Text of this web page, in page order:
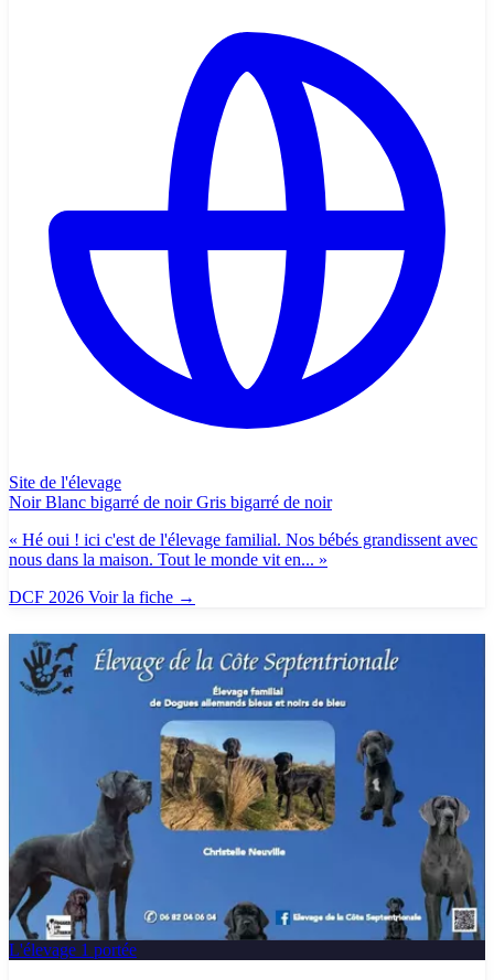
Site de l'élevage
Noir Blanc bigarré de noir Gris bigarré de noir
« Hé oui ! ici c'est de l'élevage familial. Nos bébés grandissent avec
nous dans la maison. Tout le monde vit en... »
DCF 2026 Voir la fiche →
L'élevage 1 portée